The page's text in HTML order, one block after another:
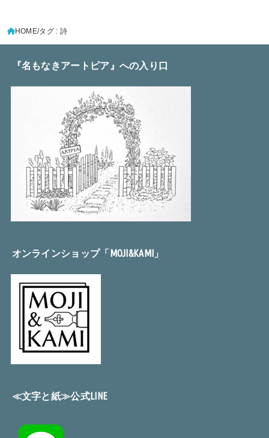
HOME タグ : 詩
『名もなきアートピア』への入り口
オンラインショップ「MOJI&KAMI」
≪文字と紙≫公式LINE